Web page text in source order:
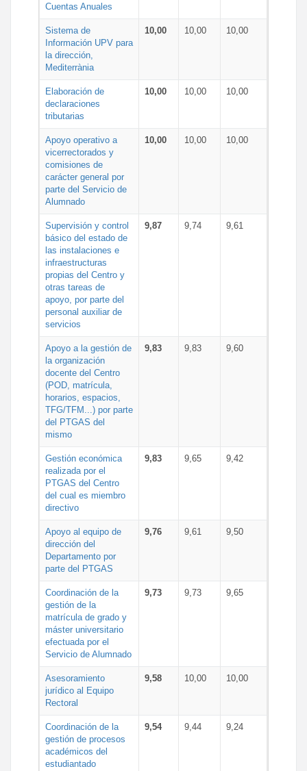
Cuentas Anuales
Sistema de
Información UPV para
la dirección,
Mediterrània
10,00 10,00 10,00
Elaboración de
declaraciones
tributarias
10,00 10,00 10,00
Apoyo operativo a
vicerrectorados y
comisiones de
carácter general por
parte del Servicio de
Alumnado
10,00 10,00 10,00
Supervisión y control
básico del estado de
las instalaciones e
infraestructuras
propias del Centro y
otras tareas de
apoyo, por parte del
personal auxiliar de
servicios
9,87 9,74 9,61
Apoyo a la gestión de
la organización
docente del Centro
(POD, matrícula,
horarios, espacios,
TFG/TFM...) por parte
del PTGAS del
mismo
9,83 9,83 9,60
Gestión económica
realizada por el
PTGAS del Centro
del cual es miembro
directivo
9,83 9,65 9,42
Apoyo al equipo de
dirección del
Departamento por
parte del PTGAS
9,76 9,61 9,50
Coordinación de la
gestión de la
matrícula de grado y
máster universitario
efectuada por el
Servicio de Alumnado
9,73 9,73 9,65
Asesoramiento
jurídico al Equipo
Rectoral
9,58 10,00 10,00
Coordinación de la
gestión de procesos
académicos del
estudiantado
9,54 9,44 9,24